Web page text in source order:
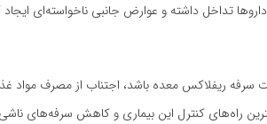
تداخل داشته و عوارض جانبی ناخواسته‌ای
ریفلاکس معده باشد، اجتناب از مصرف مواد
راه‌های کنترل این بیماری و کاهش سرفه‌های